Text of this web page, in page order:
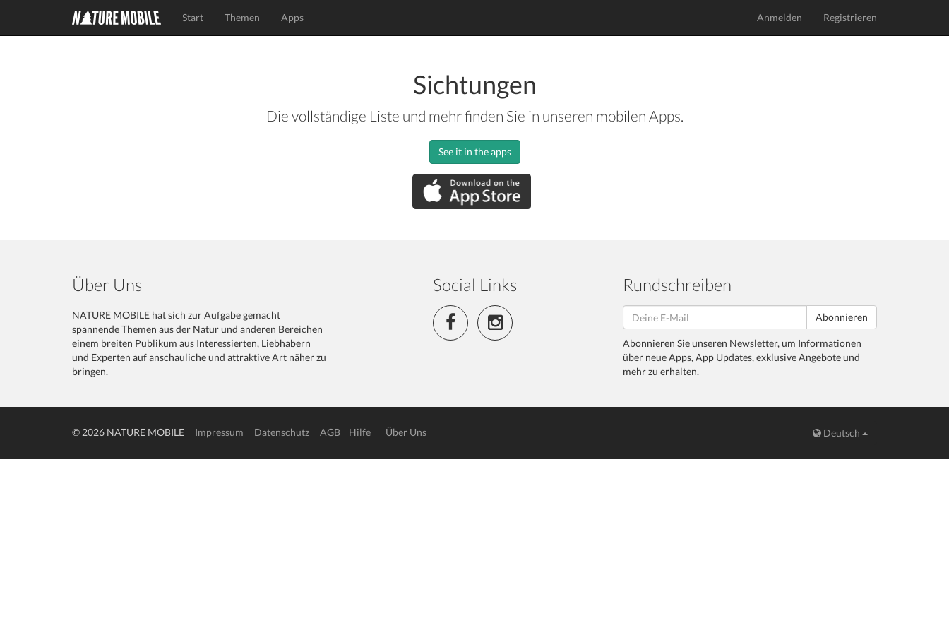
Start Themen Apps Anmelden Registrieren
Sichtungen
Die vollständige Liste und mehr finden Sie in unseren mobilen Apps.
See it in the apps
Über Uns
NATURE MOBILE hat sich zur Aufgabe gemacht
spannende Themen aus der Natur und anderen Bereichen
einem breiten Publikum aus Interessierten, Liebhabern
und Experten auf anschauliche und attraktive Art näher zu
bringen.
Social Links Rundschreiben
Abonnieren
Abonnieren Sie unseren Newsletter, um Informationen
über neue Apps, App Updates, exklusive Angebote und
mehr zu erhalten.
© 2026 NATURE MOBILE Impressum Datenschutz AGB Hilfe Über Uns Deutsch